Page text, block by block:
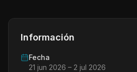
Información
Fecha
21 jun 2026 – 2 jul 2026